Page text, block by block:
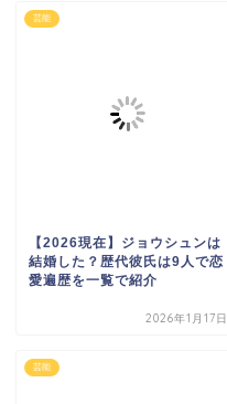
芸能
【2026現在】ジョウシュンは
結婚した？歴代彼氏は9人で恋
愛遍歴を一覧で紹介
2026年1月17日
芸能